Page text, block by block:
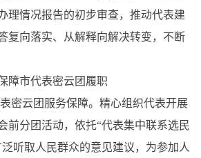
理情况报告的初步审查，推动代表建
复向落实、从解释向解决转变，不断
障市代表密云团履职
密云团服务保障。精心组织代表开展
前分团活动，依托“代表集中联系选民
听取人民群众的意见建议，为参加人